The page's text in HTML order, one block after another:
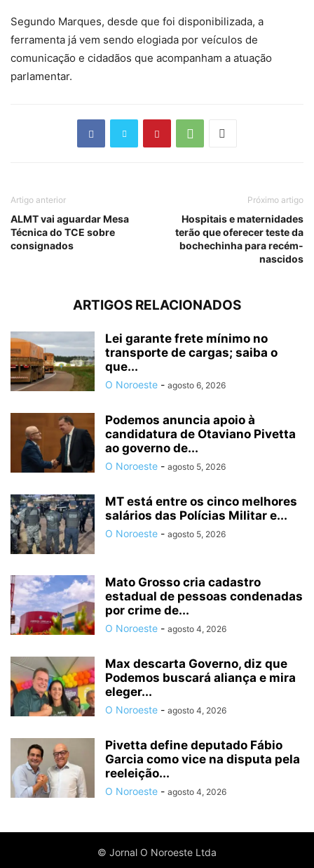
Segundo Marques, desde que foi disponibilizada, a
ferramenta já vem sendo elogiada por veículos de
comunicação e cidadãos que acompanham a atuação
parlamentar.
Artigo anterior
ALMT vai aguardar Mesa
Técnica do TCE sobre
consignados
Próximo artigo
Hospitais e maternidades
terão que oferecer teste da
bochechinha para recém-
nascidos
ARTIGOS RELACIONADOS
Lei garante frete mínimo no
transporte de cargas; saiba o
que...
O Noroeste - agosto 6, 2026
Podemos anuncia apoio à
candidatura de Otaviano Pivetta
ao governo de...
O Noroeste - agosto 5, 2026
MT está entre os cinco melhores
salários das Polícias Militar e...
O Noroeste - agosto 5, 2026
Mato Grosso cria cadastro
estadual de pessoas condenadas
por crime de...
O Noroeste - agosto 4, 2026
Max descarta Governo, diz que
Podemos buscará aliança e mira
eleger...
O Noroeste - agosto 4, 2026
Pivetta define deputado Fábio
Garcia como vice na disputa pela
reeleição...
O Noroeste - agosto 4, 2026
© Jornal O Noroeste Ltda